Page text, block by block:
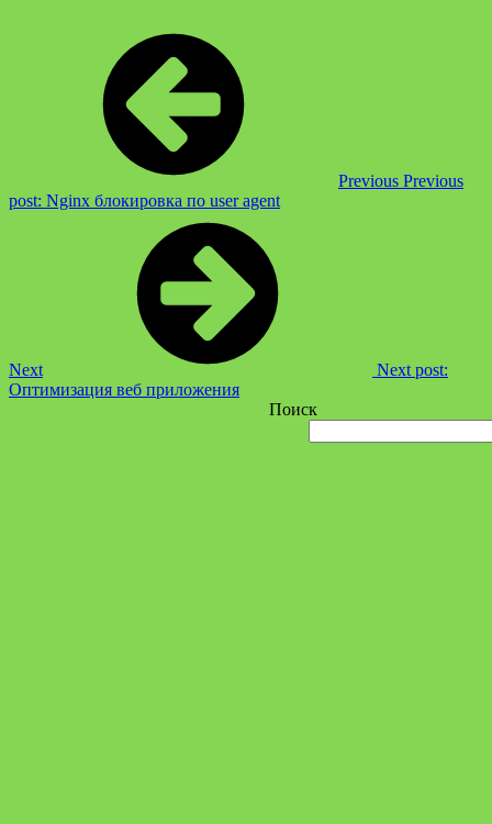
Previous Previous
post: Nginx блокировка по user agent
Next
Next post:
Оптимизация веб приложения
Поиск